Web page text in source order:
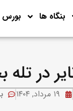
بنگاه ها بورس
در تله
۱۹ مرداد, ۱۴۰۴